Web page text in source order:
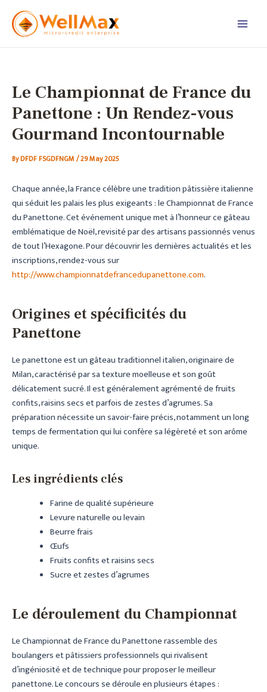
content
Le Championnat de France du
Panettone : Un Rendez-vous
Gourmand Incontournable
ByDFDF FSGDFNGM /29 May 2025
Chaque année, la France célèbre une tradition pâtissière italienne
qui séduit les palais les plus exigeants : le Championnat de France
du Panettone. Cet événement unique met à l’honneur ce gâteau
emblématique de Noël, revisité par des artisans passionnés venus
de tout l’Hexagone. Pour découvrir les dernières actualités et les
inscriptions, rendez-vous sur
http://www.championnatdefrancedupanettone.com.
Origines et spécificités du
Panettone
Le panettone est un gâteau traditionnel italien, originaire de
Milan, caractérisé par sa texture moelleuse et son goût
délicatement sucré. Il est généralement agrémenté de fruits
confits, raisins secs et parfois de zestes d’agrumes. Sa
préparation nécessite un savoir-faire précis, notamment un long
temps de fermentation qui lui confère sa légèreté et son arôme
unique.
Les ingrédients clés
Farine de qualité supérieure
Levure naturelle ou levain
Beurre frais
Œufs
Fruits confits et raisins secs
Sucre et zestes d’agrumes
Le déroulement du Championnat
Le Championnat de France du Panettone rassemble des
boulangers et pâtissiers professionnels qui rivalisent
d’ingéniosité et de technique pour proposer le meilleur
panettone. Le concours se déroule en plusieurs étapes :
navigation